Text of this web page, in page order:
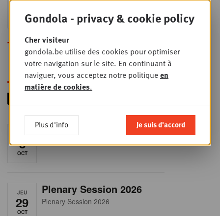
SEPT Sales & Nego summit 2026
Toutes les formations
JEU
8
OCT
RET-TALK
CEO ONLY
JEU
29
OCT
Plenary Session 2026
Plenary Session 2026
Gondola - privacy & cookie policy
Cher visiteur
gondola.be utilise des cookies pour optimiser
votre navigation sur le site. En continuant à
naviguer, vous acceptez notre politiqueen
matière de cookies.
Plus d'info Je suis d'accord